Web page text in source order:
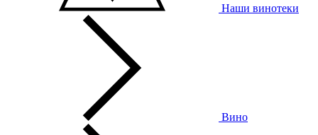
Наши винотеки
Вино